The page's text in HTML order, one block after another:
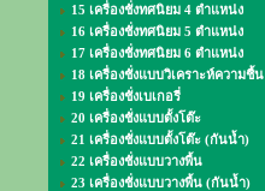
15 เครื่องชั่งทศนิยม 4 ตำแหน่ง
16 เครื่องชั่งทศนิยม 5 ตำแหน่ง
17 เครื่องชั่งทศนิยม 6 ตำแหน่ง
18 เครื่องชั่งแบบวิเคราะห์ความชื้น
19 เครื่องชั่งเบเกอรี่
20 เครื่องชั่งแบบตั้งโต๊ะ
21 เครื่องชั่งแบบตั้งโต๊ะ (กันน้ำ)
22 เครื่องชั่งแบบวางพื้น
23 เครื่องชั่งแบบวางพื้น (กันน้ำ)